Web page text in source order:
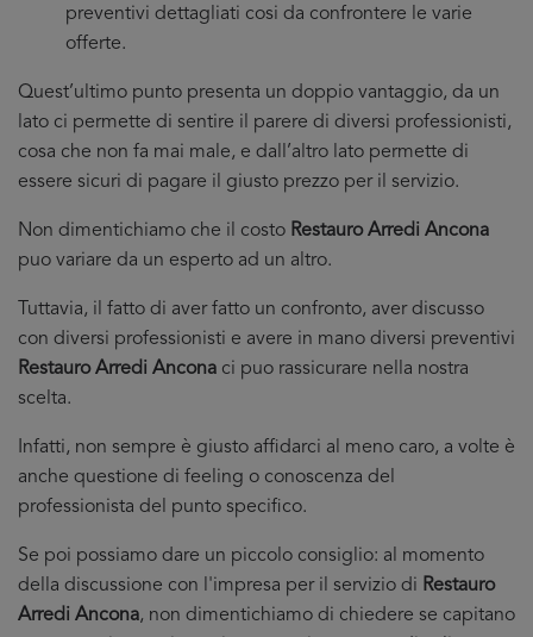
preventivi dettagliati cosi da confrontere le varie
offerte.
Quest’ultimo punto presenta un doppio vantaggio, da un
lato ci permette di sentire il parere di diversi professionisti,
cosa che non fa mai male, e dall’altro lato permette di
essere sicuri di pagare il giusto prezzo per il servizio.
Non dimentichiamo che il costo Restauro Arredi Ancona
puo variare da un esperto ad un altro.
Tuttavia, il fatto di aver fatto un confronto, aver discusso
con diversi professionisti e avere in mano diversi preventivi
Restauro Arredi Ancona ci puo rassicurare nella nostra
scelta.
Infatti, non sempre è giusto affidarci al meno caro, a volte è
anche questione di feeling o conoscenza del
professionista del punto specifico.
Se poi possiamo dare un piccolo consiglio: al momento
della discussione con l'impresa per il servizio di Restauro
Arredi Ancona, non dimentichiamo di chiedere se capitano